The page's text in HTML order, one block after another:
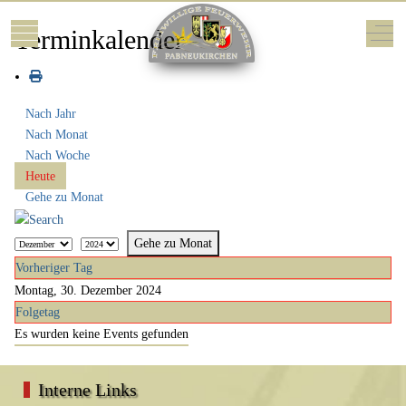
Mobile Menu Toggle Off-
Terminkalender
Nach Jahr
Nach Monat
Nach Woche
Heute
Gehe zu Monat
Gehe zu Monat
Vorheriger Tag
Montag, 30. Dezember 2024
Folgetag
Es wurden keine Events gefunden
Interne Links